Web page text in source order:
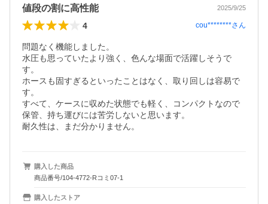
値段の割に高性能 2025/9/25
4 cou********さん
問題なく機能しました。
水圧も思っていたより強く、色んな場面で活躍しそうで
す。
ホースも固すぎるといったことはなく、取り回しは容易で
す。
すべて、ケースに収めた状態でも軽く、コンパクトなので
保管、持ち運びには苦労しないと思います。
耐久性は、まだ分かりません。
購入した商品
商品番号/104-4772-Rコミ07-1
購入したストア